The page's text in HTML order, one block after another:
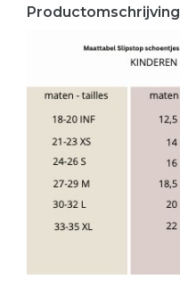
Productomschrijving